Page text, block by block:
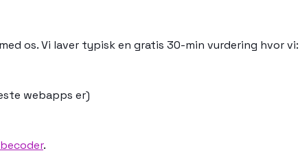
os. Vi laver typisk en gratis 30-min vurdering hvor vi:
webapps er)
.